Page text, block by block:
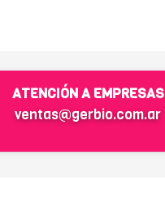
ATENCIÓN A EMPRESAS
ventas@gerbio.com.ar